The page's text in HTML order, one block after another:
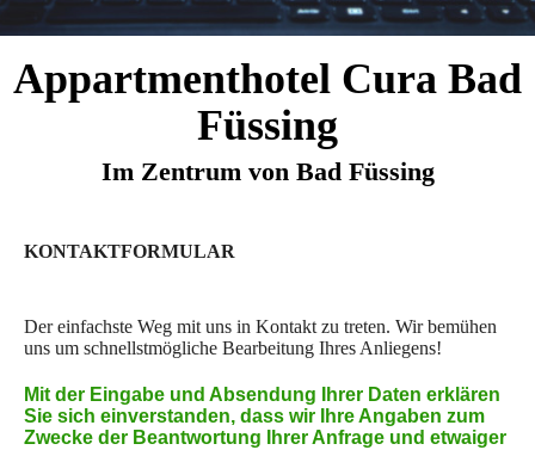
Appartmenthotel Cura Bad
Füssing
Im Zentrum von Bad Füssing
KONTAKTFORMULAR
Der einfachste Weg mit uns in Kontakt zu treten. Wir bemühen
uns um schnellstmögliche Bearbeitung Ihres Anliegens!
Mit der Eingabe und Absendung Ihrer Daten erklären
Sie sich einverstanden, dass wir Ihre Angaben zum
Zwecke der Beantwortung Ihrer Anfrage und etwaiger